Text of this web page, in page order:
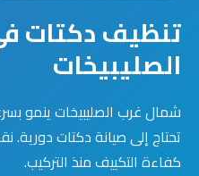
تنظيف دكتات
الصليبيخات
شمال غرب الصليبيخات ينمو
تحتاج إلى صيانة دكتات
كفاءة التكييف منذ التركيب.